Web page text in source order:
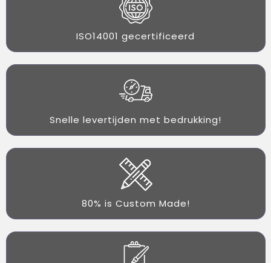
ISO14001 gecertificeerd
Snelle levertijden met bedrukking!
80% is Custom Made!